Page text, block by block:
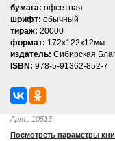
бумага: офсетная
шрифт: обычный
тираж: 20000
формат: 172x122x12мм
издатель: Сибирская
ISBN: 978-5-91362-852-7
Арт.: 10513
Посмотреть параметры